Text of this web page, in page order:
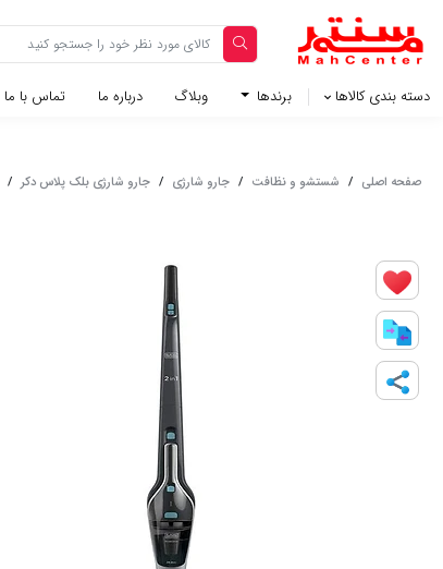
دسته بندی کالاها برندها وبلاگ‌ درباره ما تماس با ما
صفحه اصلی / شستشو و نظافت / جارو شارژی / جارو شارژی بلک پلاس دکر /